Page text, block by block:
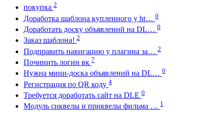
покупка 2
Доработка шаблона купленного у ht… 0
Доработать доску объявлений на DL… 0
Заказ шаблона! 2
Подправить навигацию у плагина за… 2
Починить логин вк 7
Нужна мини-доска объявлений на DL… 0
Регистрация по QR коду 4
Требуется доработать сайт на DLE 0
Модуль сиквелы и приквелы фильма … 1